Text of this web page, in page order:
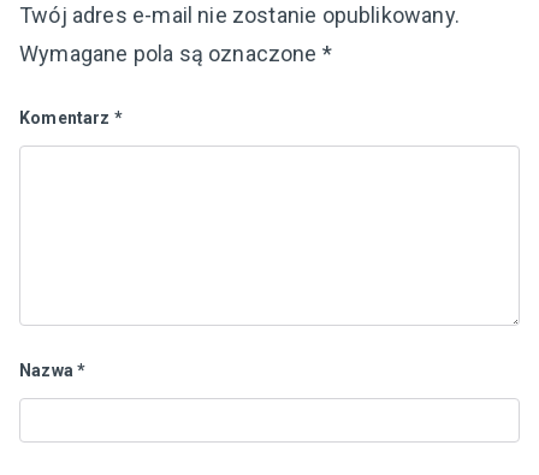
Twój adres e-mail nie zostanie opublikowany.
Wymagane pola są oznaczone *
Komentarz *
Nazwa*